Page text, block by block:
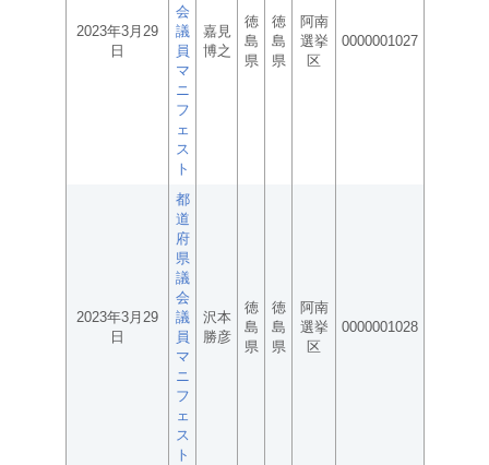
2023年3月29
日
会
議
員
マ
ニ
フ
ェ
ス
ト
嘉見
博之
徳
島
県
徳
島
県
阿南
選挙
区
0000001027
2023年3月29
日
都
道
府
県
議
会
議
員
マ
ニ
フ
ェ
ス
ト
沢本
勝彦
徳
島
県
徳
島
県
阿南
選挙
区
0000001028